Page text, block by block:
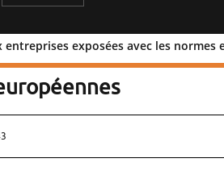
exposées avec les normes
de l’aide aux